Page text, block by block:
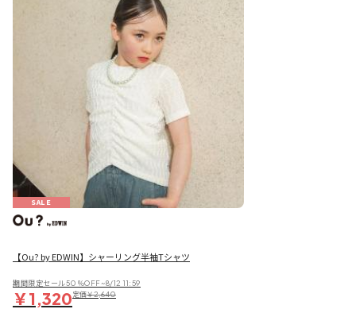
SALE
【Ou? by EDWIN】シャーリング半袖Tシャツ
期間限定セール50％OFF~8/12 11:59
￥1,320定価￥2,640